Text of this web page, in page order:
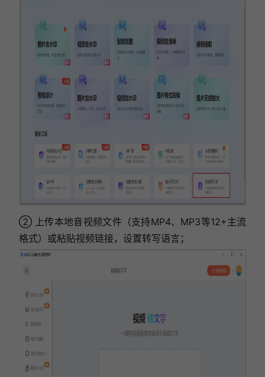
② 上传本地音视频文件（支持MP4、MP3等12+主流
格式）或粘贴视频链接，设置转写语言；